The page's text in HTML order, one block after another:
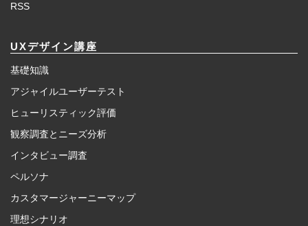
RSS
UXデザイン講座
基礎知識
アジャイルユーザーテスト
ヒューリスティック評価
観察調査とニーズ分析
インタビュー調査
ペルソナ
カスタマージャーニーマップ
理想シナリオ